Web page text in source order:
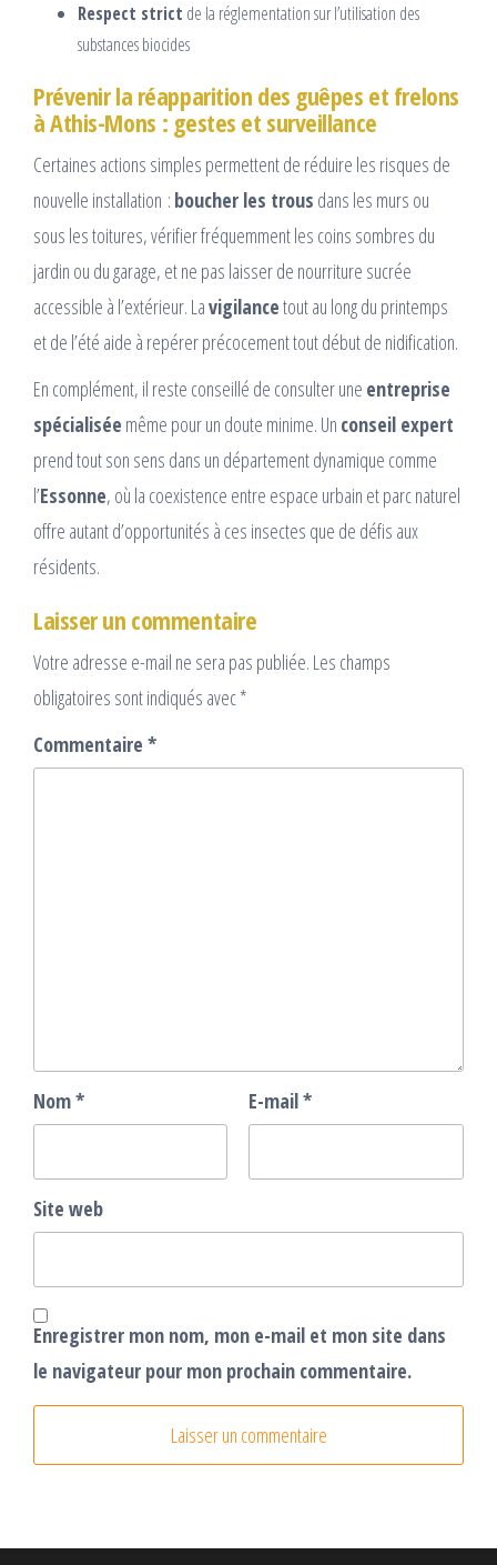
Respect strict de la réglementation sur l’utilisation des
substances biocides
Prévenir la réapparition des guêpes et frelons
à Athis-Mons : gestes et surveillance
Certaines actions simples permettent de réduire les risques de
nouvelle installation : boucher les trous dans les murs ou
sous les toitures, vérifier fréquemment les coins sombres du
jardin ou du garage, et ne pas laisser de nourriture sucrée
accessible à l’extérieur. Lavigilancetout au long du printemps
et de l’été aide à repérer précocement tout début de nidification.
En complément, il reste conseillé de consulter une entreprise
spécialisée même pour un doute minime. Un conseil expert
prend tout son sens dans un département dynamique comme
l’Essonne, où la coexistence entre espace urbain et parc naturel
offre autant d’opportunités à ces insectes que de défis aux
résidents.
Laisser un commentaire
Votre adresse e-mail ne sera pas publiée. Les champs
obligatoires sont indiqués avec*
Commentaire *
Nom* E-mail*
Site web
Enregistrer mon nom, mon e-mail et mon site dans
le navigateur pour mon prochain commentaire.